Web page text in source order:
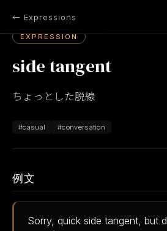
← Expressions
EXPRESSION
side tangent
ちょっとした脱線
#casual #conversation
例文
Sorry, quick side tangent, but